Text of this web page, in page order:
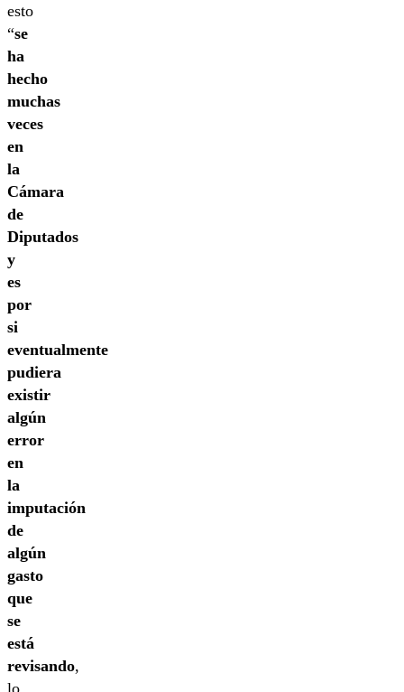
esto
“se
ha
hecho
muchas
veces
en
la
Cámara
de
Diputados
y
es
por
si
eventualmente
pudiera
existir
algún
error
en
la
imputación
de
algún
gasto
que
se
está
revisando,
lo